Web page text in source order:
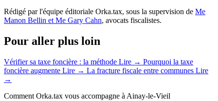
Rédigé par l'équipe éditoriale Orka.tax, sous la supervision de Me
Manon Bellin et Me Gary Cahn, avocats fiscalistes.
Pour aller plus loin
Vérifier sa taxe foncière : la méthode Lire → Pourquoi la taxe
foncière augmente Lire → La fracture fiscale entre communes Lire
→
Comment Orka.tax vous accompagne à Ainay-le-Vieil